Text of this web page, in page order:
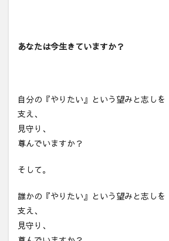
あなたは今生きていますか？
自分の『やりたい』という望みと志しを
支え、
見守り、
尊んでいますか？
そして。
誰かの『やりたい』という望みと志しを
支え、
見守り、